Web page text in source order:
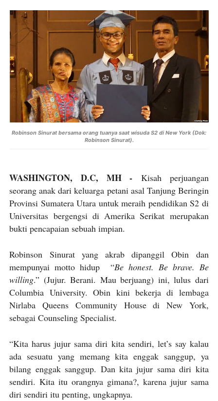
Robinson Sinurat bersama orang tuanya saat wisuda S2 di New York (Dok:
Robinson Sinurat).
WASHINGTON, D.C, MH - Kisah perjuangan
seorang anak dari keluarga petani asal Tanjung Beringin
Provinsi Sumatera Utara untuk meraih pendidikan S2 di
Universitas bergengsi di Amerika Serikat merupakan
bukti pencapaian sebuah impian.
Robinson Sinurat yang akrab dipanggil Obin dan
mempunyai motto hidup “Be honest. Be brave. Be
willing.” (Jujur. Berani. Mau berjuang) ini, lulus dari
Columbia University. Obin kini bekerja di lembaga
Nirlaba Queens Community House di New York,
sebagai Counseling Specialist.
“Kita harus jujur sama diri kita sendiri, let’s say kalau
ada sesuatu yang memang kita enggak sanggup, ya
bilang enggak sanggup. Dan kita jujur sama diri kita
sendiri. Kita itu orangnya gimana?, karena jujur sama
diri sendiri itu penting, ungkapnya.